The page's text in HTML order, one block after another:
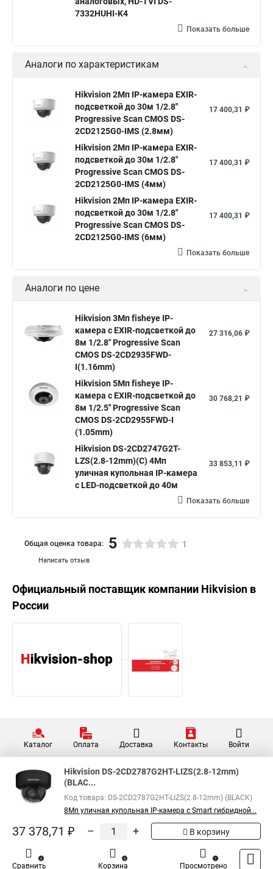
Видеокамеры hikvision ds
Камера Hikvision ds 2ce16d8t
Видеокамера hikvision hiwatch
Камера Hikvision ds 2cd2442fwd
Уличная камера Hikvision ip camera
Hikvision поворотная камера Hikvision купольная
Нikvision микрофон Hikvision поворотная
Hikvision порты
7332HUHI-K4
Показать больше
Аналоги по характеристикам
Hikvision 2Мп IP-камера EXIR-
подсветкой до 30м 1/2.8"
Progressive Scan CMOS DS-
2CD2125G0-IMS (2.8мм)
17 400,31 ₽
Hikvision 2Мп IP-камера EXIR-
подсветкой до 30м 1/2.8"
Progressive Scan CMOS DS-
2CD2125G0-IMS (4мм)
17 400,31 ₽
Hikvision 2Мп IP-камера EXIR-
подсветкой до 30м 1/2.8"
Progressive Scan CMOS DS-
2CD2125G0-IMS (6мм)
17 400,31 ₽
Показать больше
Аналоги по цене
Hikvision 3Мп fisheye IP-
камера c EXIR-подсветкой до
8м 1/2.8" Progressive Scan
CMOS DS-2CD2935FWD-
I(1.16mm)
27 316,06 ₽
Hikvision 5Мп fisheye IP-
камера c EXIR-подсветкой до
8м 1/2.5" Progressive Scan
CMOS DS-2CD2955FWD-I
(1.05mm)
30 768,21 ₽
Hikvision DS-2CD2747G2T-
LZS(2.8-12mm)(C) 4Мп
уличная купольная IP-камера
с LED-подсветкой до 40м
33 853,11 ₽
Показать больше
Написать отзыв
Общая оценка товара: 5 1
Официальный поставщик компании Hikvision в
России
Каталог Оплата Доставка Контакты Войти
Hikvision DS-2CD2787G2HT-LIZS(2.8-12mm)
(BLAC...
Код товара: DS-2CD2787G2HT-LIZS(2.8-12mm) (BLACK)
8Мп уличная купольная IP-камера c Smart гибридной...
37 378,71 ₽ – + В корзину
Сравнить
0
Корзина
0
Просмотрено
1